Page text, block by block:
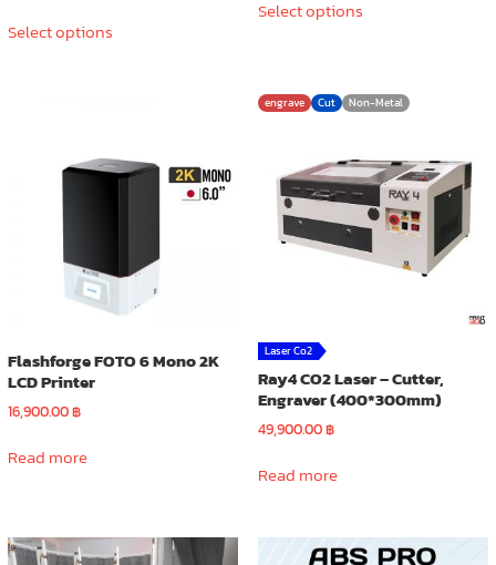
39,900.00 ฿
Select optionsproduct
options
may
the
product
Select optionsproduct
variants.
The
may
be
chosen
on
the
Flashforge FOTO 6 Mono 2K
LCD Printer
16,900.00฿
Read more
engrave Cut Non-Metal
Laser Co2
Ray4 CO2 Laser – Cutter,
Engraver (400*300mm)
49,900.00฿
Read more